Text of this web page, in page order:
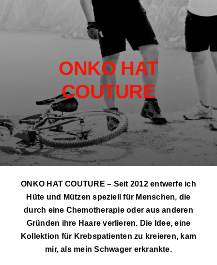
ONKO HAT
COUTURE
ONKO HAT COUTURE – Seit 2012 entwerfe ich
Hüte und Mützen speziell für Menschen, die
durch eine Chemotherapie oder aus anderen
Gründen ihre Haare verlieren. Die Idee, eine
Kollektion für Krebspatienten zu kreieren, kam
mir, als mein Schwager erkrankte.